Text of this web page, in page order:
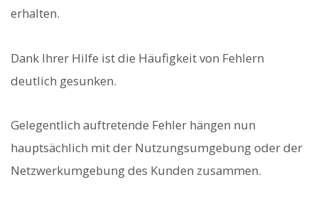
erhalten.
Dank Ihrer Hilfe ist die Häufigkeit von Fehlern
deutlich gesunken.
Gelegentlich auftretende Fehler hängen nun
hauptsächlich mit der Nutzungsumgebung oder der
Netzwerkumgebung des Kunden zusammen.